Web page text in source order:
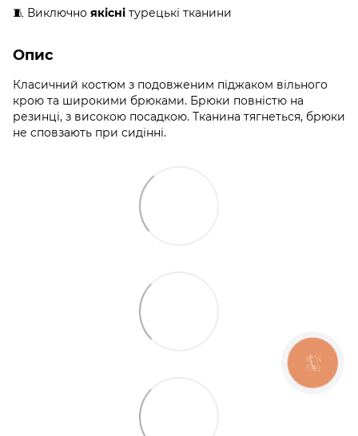
🧵 Виключно якісні турецькі тканини
Опис
Класичний костюм з подовженим піджаком вільного
крою та широкими брюками. Брюки повністю на
резинці, з високою посадкою. Тканина тягнеться, брюки
не сповзають при сидінні.
КНОПКА
ЗВ'ЯЗКУ